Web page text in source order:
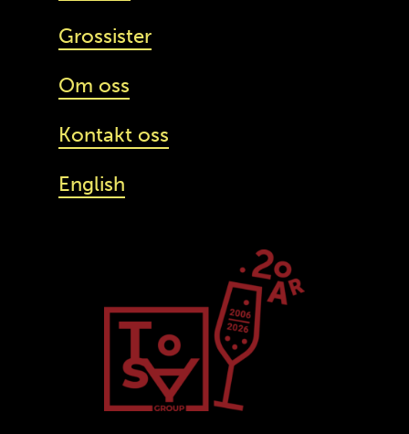
Grossister
Om oss
Kontakt oss
English